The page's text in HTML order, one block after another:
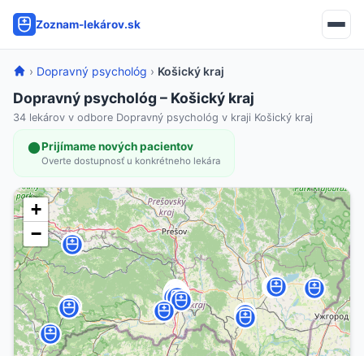
Zoznam-lekárov.sk
› Dopravný psychológ › Košický kraj
Dopravný psychológ – Košický kraj
34 lekárov v odbore Dopravný psychológ v kraji Košický kraj
Prijímame nových pacientov
Overte dostupnosť u konkrétneho lekára
+
−